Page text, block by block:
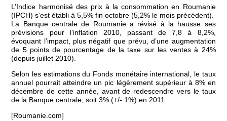
L’Indice harmonisé des prix à la consommation en Roumanie
(IPCH) s’est établi à 5,5% fin octobre (5,2% le mois précédent).
La Banque centrale de Roumanie a révisé à la hausse ses
prévisions pour l’inflation 2010, passant de 7,8 à 8,2%,
évoquant l’impact, plus négatif que prévu, d’une augmentation
de 5 points de pourcentage de la taxe sur les ventes à 24%
(depuis juillet 2010).
Selon les estimations du Fonds monétaire international, le taux
annuel pourrait atteindre un pic légèrement supérieur à 8% en
décembre de cette année, avant de redescendre vers le taux
de la Banque centrale, soit 3% (+/- 1%) en 2011.
[Roumanie.com]